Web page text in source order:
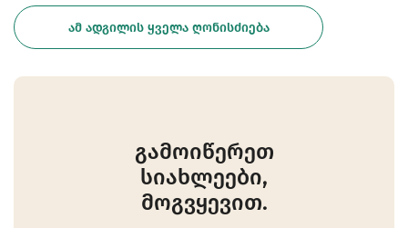
ᲐᲛ ᲐᲓᲒᲘᲚᲘᲡ ᲧᲕᲔᲚᲐ ᲦᲝᲜᲘᲡᲫᲘᲔᲑᲐ
გამოიწერეთ
სიახლეები,
მოგვყევით.